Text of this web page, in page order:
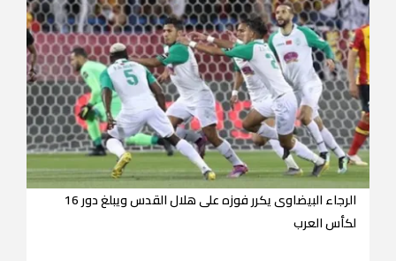
الرجاء البيضاوى يكرر فوزه على هلال القدس ويبلغ دور 16
لكأس العرب